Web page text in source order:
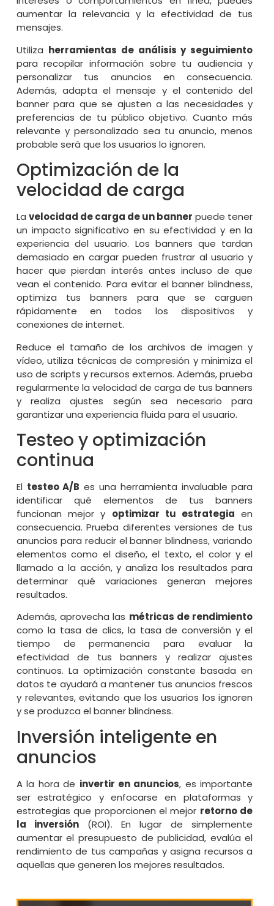
aumentar la relevancia y la efectividad de tus
mensajes.
Utiliza herramientas de análisis y seguimiento
para recopilar información sobre tu audiencia y
personalizar tus anuncios en consecuencia.
Además, adapta el mensaje y el contenido del
banner para que se ajusten a las necesidades y
preferencias de tu público objetivo. Cuanto más
relevante y personalizado sea tu anuncio, menos
probable será que los usuarios lo ignoren.
Optimización de la
velocidad de carga
La velocidad de carga de un banner puede tener
un impacto significativo en su efectividad y en la
experiencia del usuario. Los banners que tardan
demasiado en cargar pueden frustrar al usuario y
hacer que pierdan interés antes incluso de que
vean el contenido. Para evitar el banner blindness,
optimiza tus banners para que se carguen
rápidamente en todos los dispositivos y
conexiones de internet.
Reduce el tamaño de los archivos de imagen y
vídeo, utiliza técnicas de compresión y minimiza el
uso de scripts y recursos externos. Además, prueba
regularmente la velocidad de carga de tus banners
y realiza ajustes según sea necesario para
garantizar una experiencia fluida para el usuario.
Testeo y optimización
continua
El testeo A/B es una herramienta invaluable para
identificar qué elementos de tus banners
funcionan mejor y optimizar tu estrategia en
consecuencia. Prueba diferentes versiones de tus
anuncios para reducir el banner blindness, variando
elementos como el diseño, el texto, el color y el
llamado a la acción, y analiza los resultados para
determinar qué variaciones generan mejores
resultados.
Además, aprovecha las métricas de rendimiento
como la tasa de clics, la tasa de conversión y el
tiempo de permanencia para evaluar la
efectividad de tus banners y realizar ajustes
continuos. La optimización constante basada en
datos te ayudará a mantener tus anuncios frescos
y relevantes, evitando que los usuarios los ignoren
y se produzca el banner blindness.
Inversión inteligente en
anuncios
A la hora de invertir en anuncios, es importante
ser estratégico y enfocarse en plataformas y
estrategias que proporcionen el mejor retorno de
la inversión(ROI). En lugar de simplemente
aumentar el presupuesto de publicidad, evalúa el
rendimiento de tus campañas y asigna recursos a
aquellas que generen los mejores resultados.